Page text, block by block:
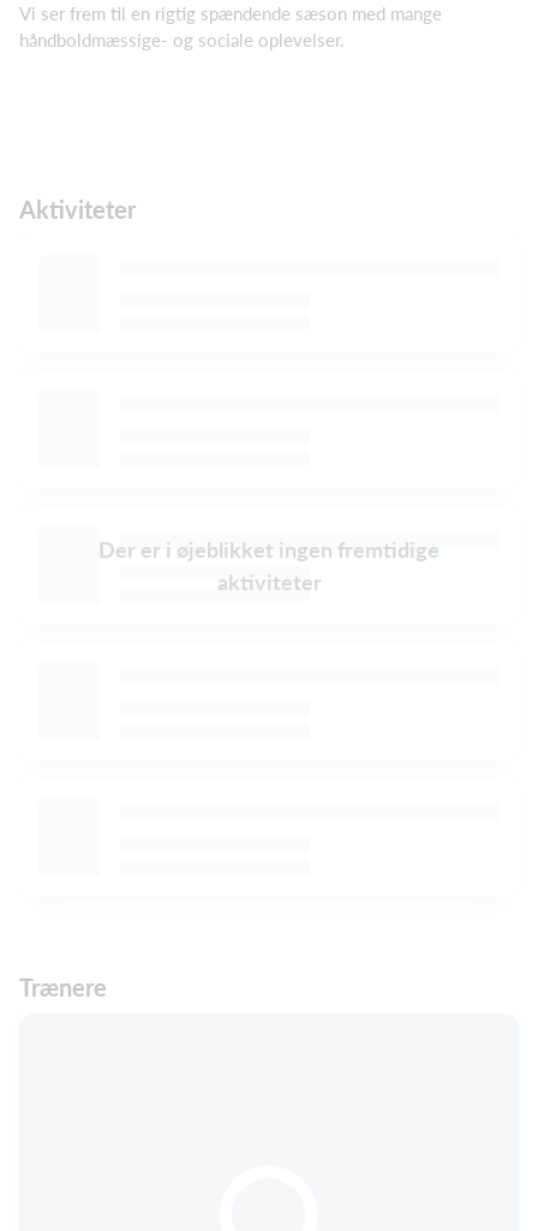
Vi ser frem til en rigtig spændende sæson med mange
håndboldmæssige- og sociale oplevelser.
Aktiviteter
Der er i øjeblikket ingen fremtidige
aktiviteter
Trænere